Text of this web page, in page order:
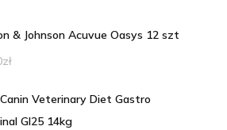
& Johnson Acuvue Oasys 12 szt
zł
Veterinary Diet Gastro
GI25 14kg